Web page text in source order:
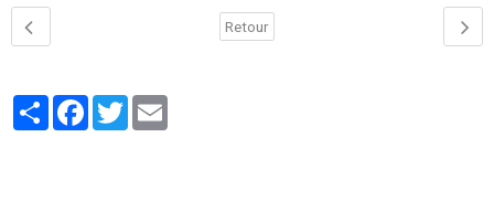
Retour
PartagerFacebook
Twitter